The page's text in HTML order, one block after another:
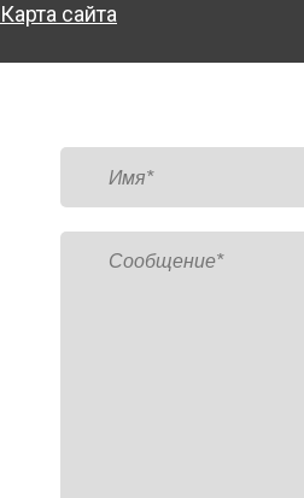
Карта сайта